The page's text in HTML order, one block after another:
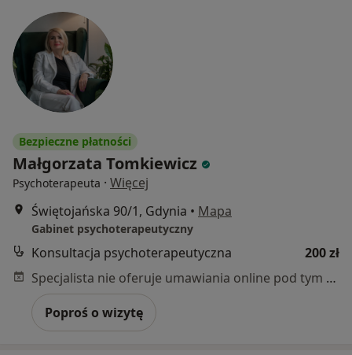
Bezpieczne płatności
Małgorzata Tomkiewicz
Psychoterapeuta · Więcej
Świętojańska 90/1, Gdynia • Mapa
Gabinet psychoterapeutyczny
Konsultacja psychoterapeutyczna
200 zł
Specjalista nie oferuje umawiania online pod tym adresem.
Poproś o wizytę